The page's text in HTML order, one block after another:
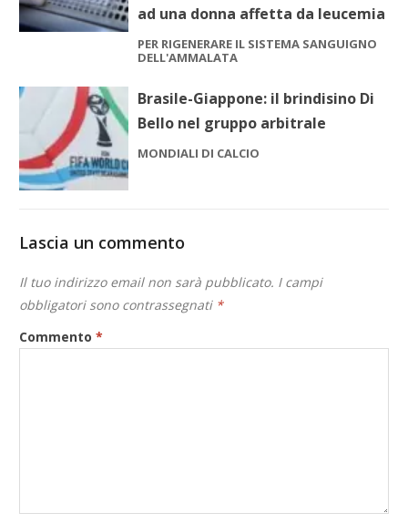
ad una donna affetta da leucemia
PER RIGENERARE IL SISTEMA SANGUIGNO
DELL'AMMALATA
Brasile-Giappone: il brindisino Di
Bello nel gruppo arbitrale
MONDIALI DI CALCIO
Lascia un commento
Il tuo indirizzo email non sarà pubblicato. I campi
obbligatori sono contrassegnati *
Commento*